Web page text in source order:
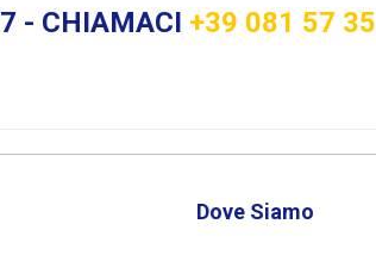
- CHIAMACI +39 081 57 35
Dove Siamo